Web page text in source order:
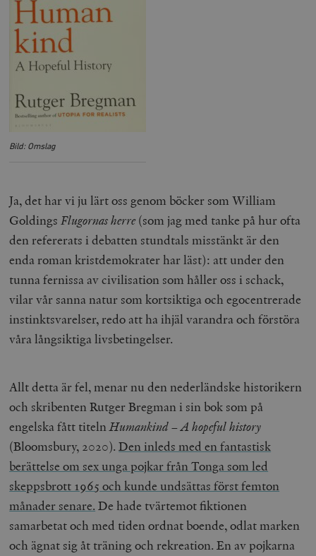
Bild: Omslag
Ja, det har vi ju lärt oss genom böcker som William
GoldingsFlugornas herre (som jag med tanke på hur ofta
den refererats i debatten stundtals misstänkt är den
enda roman kristdemokrater har läst): att under den
tunna fernissa av civilisation som håller oss i schack,
vilar vår sanna natur som kortsiktiga och egocentrerade
instinktsvarelser, redo att ha ihjäl varandra och förstöra
våra långsiktiga livsbetingelser.
Allt detta är fel, menar nu den nederländske historikern
och skribenten Rutger Bregman i sin bok som på
engelska fått titelnHumankind – A hopeful history
(Bloomsbury, 2020).Den inleds med en fantastisk
berättelse om sex unga pojkar från Tonga som led
skeppsbrott 1965 och kunde undsättas först femton
månader senare. De hade tvärtemot fiktionen
samarbetat och med tiden ordnat boende, odlat marken
och ägnat sig åt träning och rekreation. En av pojkarna